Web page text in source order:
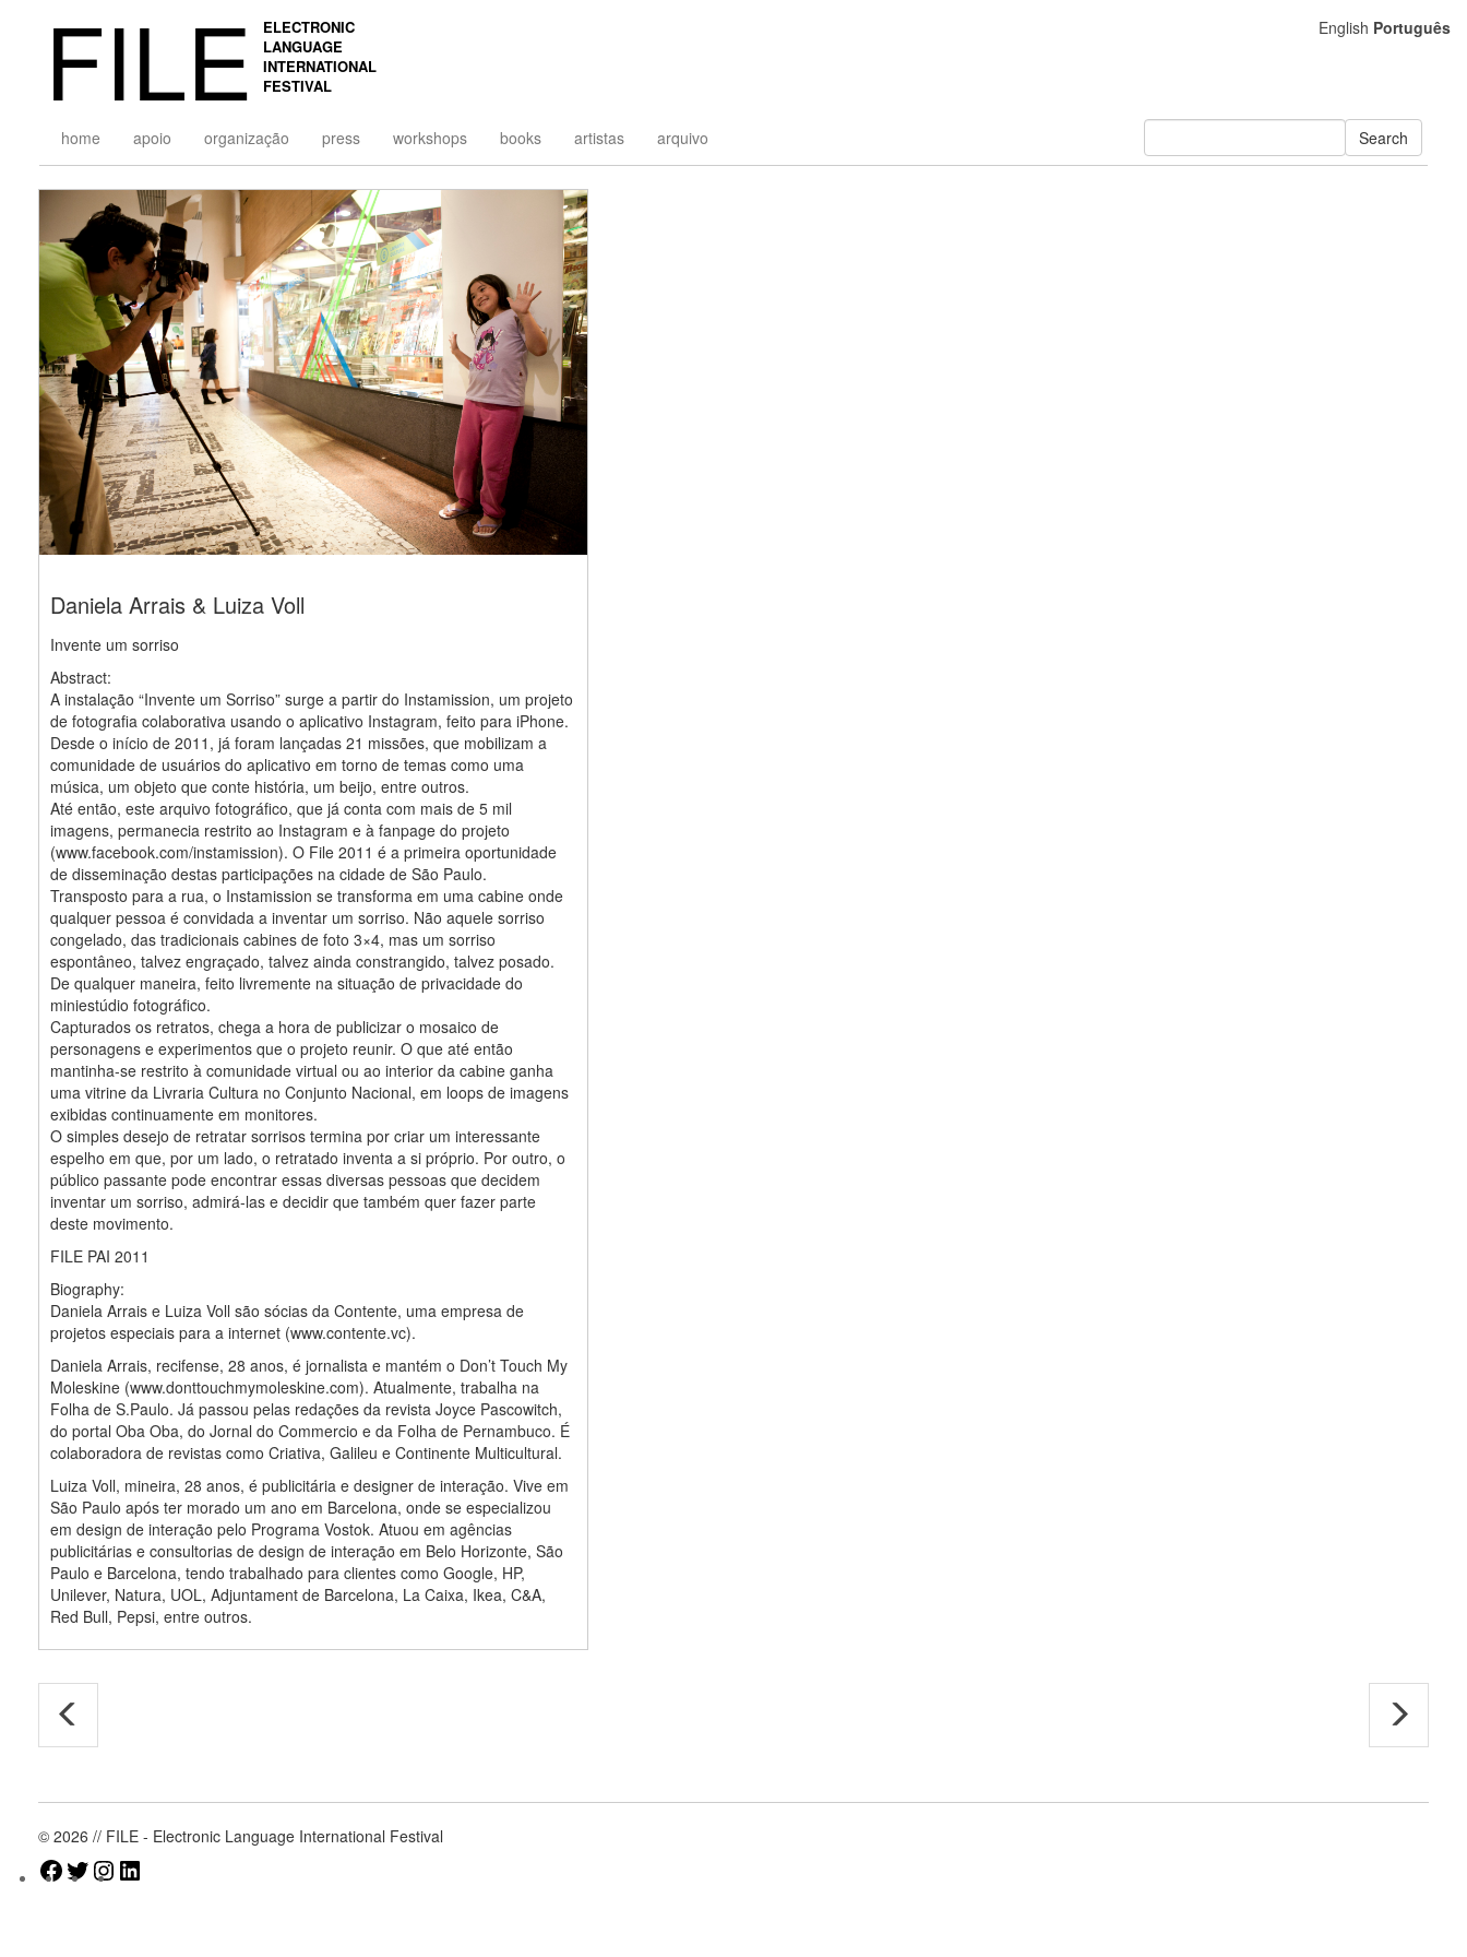
FILE
ELECTRONIC
LANGUAGE
INTERNATIONAL
FESTIVAL
home apoio organização press workshops books artistas arquivo Search
Daniela Arrais & Luiza Voll
Invente um sorriso
Abstract:
A instalação “Invente um Sorriso” surge a partir do Instamission, um projeto
de fotografia colaborativa usando o aplicativo Instagram, feito para iPhone.
Desde o início de 2011, já foram lançadas 21 missões, que mobilizam a
comunidade de usuários do aplicativo em torno de temas como uma
música, um objeto que conte história, um beijo, entre outros.
Até então, este arquivo fotográfico, que já conta com mais de 5 mil
imagens, permanecia restrito ao Instagram e à fanpage do projeto
(www.facebook.com/instamission). O File 2011 é a primeira oportunidade
de disseminação destas participações na cidade de São Paulo.
Transposto para a rua, o Instamission se transforma em uma cabine onde
qualquer pessoa é convidada a inventar um sorriso. Não aquele sorriso
congelado, das tradicionais cabines de foto 3×4, mas um sorriso
espontâneo, talvez engraçado, talvez ainda constrangido, talvez posado.
De qualquer maneira, feito livremente na situação de privacidade do
miniestúdio fotográfico.
Capturados os retratos, chega a hora de publicizar o mosaico de
personagens e experimentos que o projeto reunir. O que até então
mantinha-se restrito à comunidade virtual ou ao interior da cabine ganha
uma vitrine da Livraria Cultura no Conjunto Nacional, em loops de imagens
exibidas continuamente em monitores.
O simples desejo de retratar sorrisos termina por criar um interessante
espelho em que, por um lado, o retratado inventa a si próprio. Por outro, o
público passante pode encontrar essas diversas pessoas que decidem
inventar um sorriso, admirá-las e decidir que também quer fazer parte
deste movimento.
FILE PAI 2011
Biography:
Daniela Arrais e Luiza Voll são sócias da Contente, uma empresa de
projetos especiais para a internet (www.contente.vc).
Daniela Arrais, recifense, 28 anos, é jornalista e mantém o Don’t Touch My
Moleskine (www.donttouchmymoleskine.com). Atualmente, trabalha na
Folha de S.Paulo. Já passou pelas redações da revista Joyce Pascowitch,
do portal Oba Oba, do Jornal do Commercio e da Folha de Pernambuco. É
colaboradora de revistas como Criativa, Galileu e Continente Multicultural.
Luiza Voll, mineira, 28 anos, é publicitária e designer de interação. Vive em
São Paulo após ter morado um ano em Barcelona, onde se especializou
em design de interação pelo Programa Vostok. Atuou em agências
publicitárias e consultorias de design de interação em Belo Horizonte, São
Paulo e Barcelona, tendo trabalhado para clientes como Google, HP,
Unilever, Natura, UOL, Adjuntament de Barcelona, La Caixa, Ikea, C&A,
Red Bull, Pepsi, entre outros.
© 2026 // FILE - Electronic Language International Festival
Facebook
TwitterInstagram
English Português